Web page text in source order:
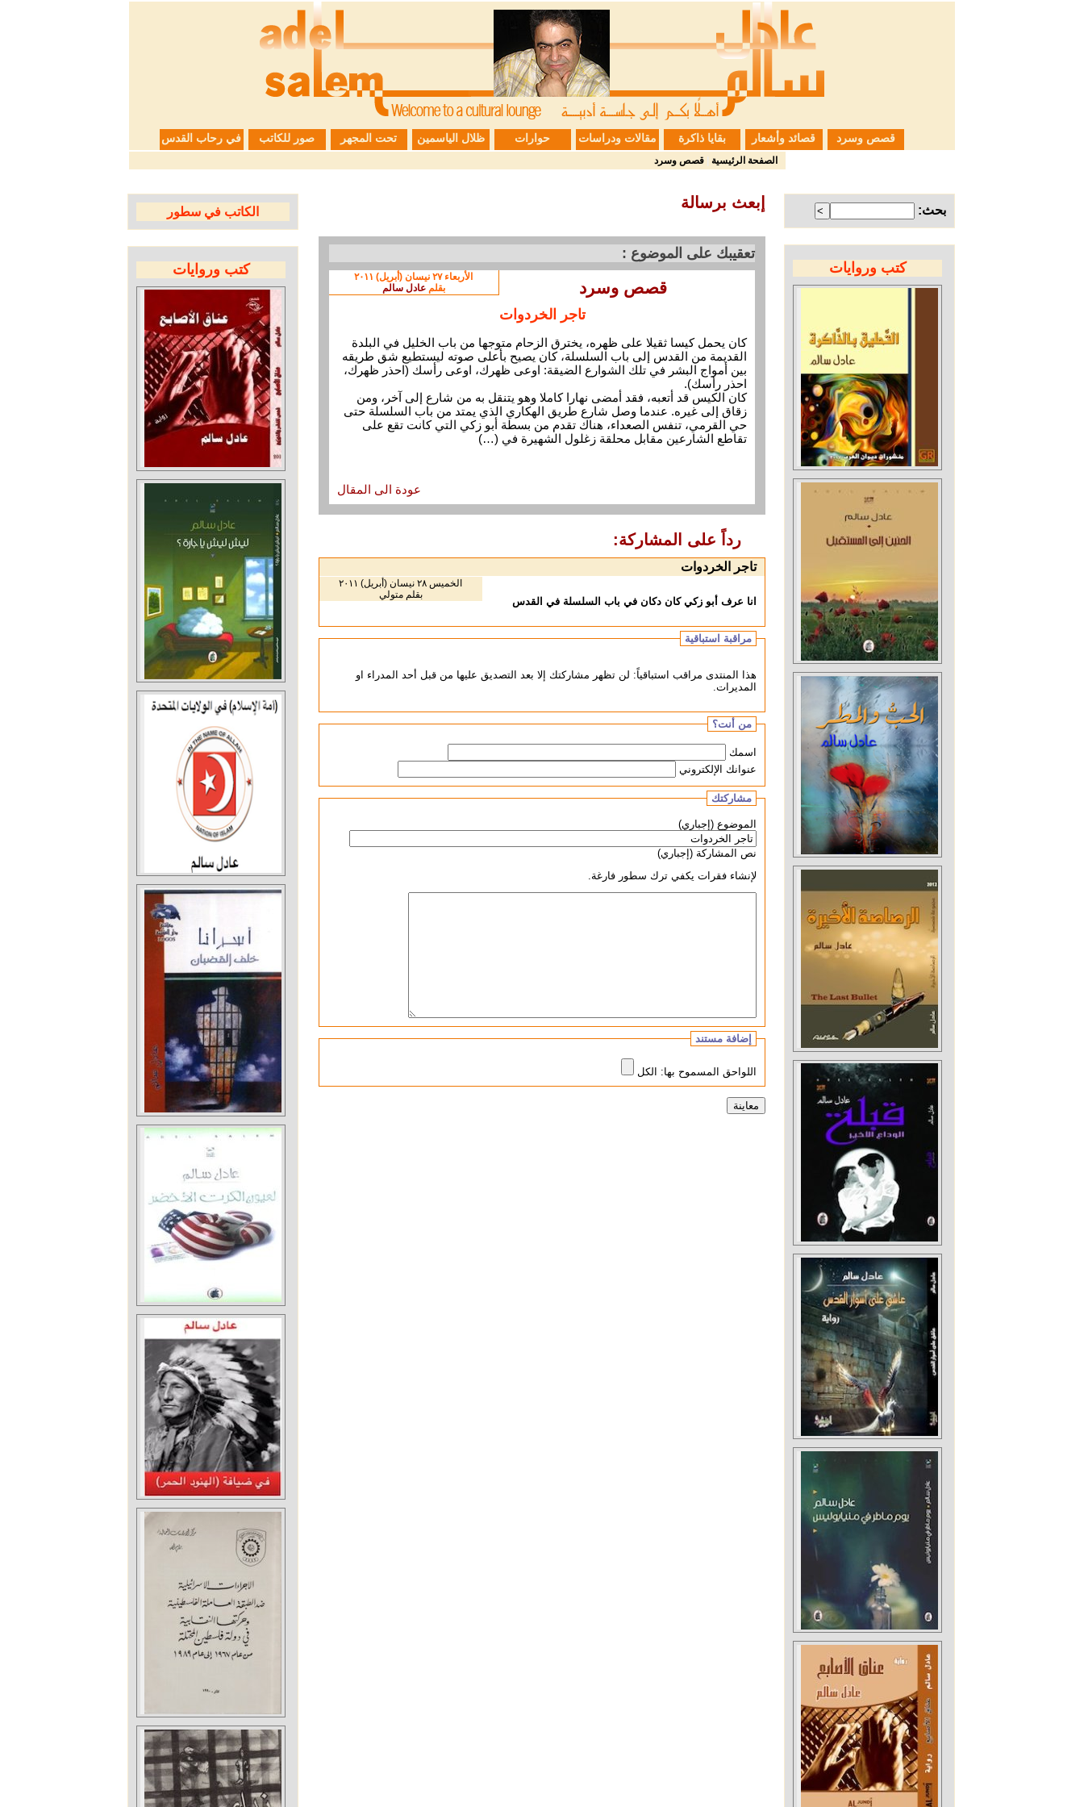
قصص وسرد قصائد وأشعار بقايا ذاكرة مقالات ودراسات حوارات ظلال الياسمين تحت المجهر صور للكاتب في رحاب القدس
الصفحة الرئيسية قصص وسرد
بحث:
كتب وروايات
الكاتب في سطور
كتب وروايات
إبعث برسالة
تعقيبك على الموضوع :
الأربعاء ٢٧ نيسان (أبريل) ٢٠١١
بقلمعادل سالم قصص وسرد
تاجر الخردوات
كان يحمل كيسا ثقيلا على ظهره، يخترق الزحام متوجها من باب الخليل في البلدة
القديمة من القدس إلى باب السلسلة، كان يصيح بأعلى صوته ليستطيع شق طريقه
بين أمواج البشر في تلك الشوارع الضيقة: اوعى ظهرك، اوعى رأسك (احذر ظهرك،
احذر رأسك)‪.‬
كان الكيس قد أتعبه، فقد أمضى نهارا كاملا وهو يتنقل به من شارع إلى آخر، ومن
زقاق إلى غيره. عندما وصل شارع طريق الهكاري الذي يمتد من باب السلسلة حتى
حي القرمي، تنفس الصعداء، هناك تقدم من بسطة أبو زكي التي كانت تقع على
تقاطع الشارعين مقابل محلقة زغلول الشهيرة في (…)
عودة الى المقال
رداً على المشاركة:
تاجر الخردوات
الخميس ٢٨ نيسان (أبريل) ٢٠١١
بقلم متولي
انا عرف أبو زكي كان دكان في باب السلسلة في القدس
مراقبة استباقية
هذا المنتدى مراقب استباقياً: لن تظهر مشاركتك إلا بعد التصديق عليها من قبل أحد المدراء او
المديرات.
من أنت؟
اسمك
عنوانك الإلكتروني
مشاركتك
الموضوع (إجباري)
نص المشاركة (إجباري)
لإنشاء فقرات يكفي ترك سطور فارغة.
إضافة مستند
اللواحق المسموح بها: الكل